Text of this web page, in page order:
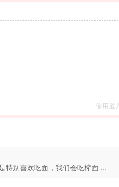
使用道具
特别喜欢吃面，我们会吃榨面 ...